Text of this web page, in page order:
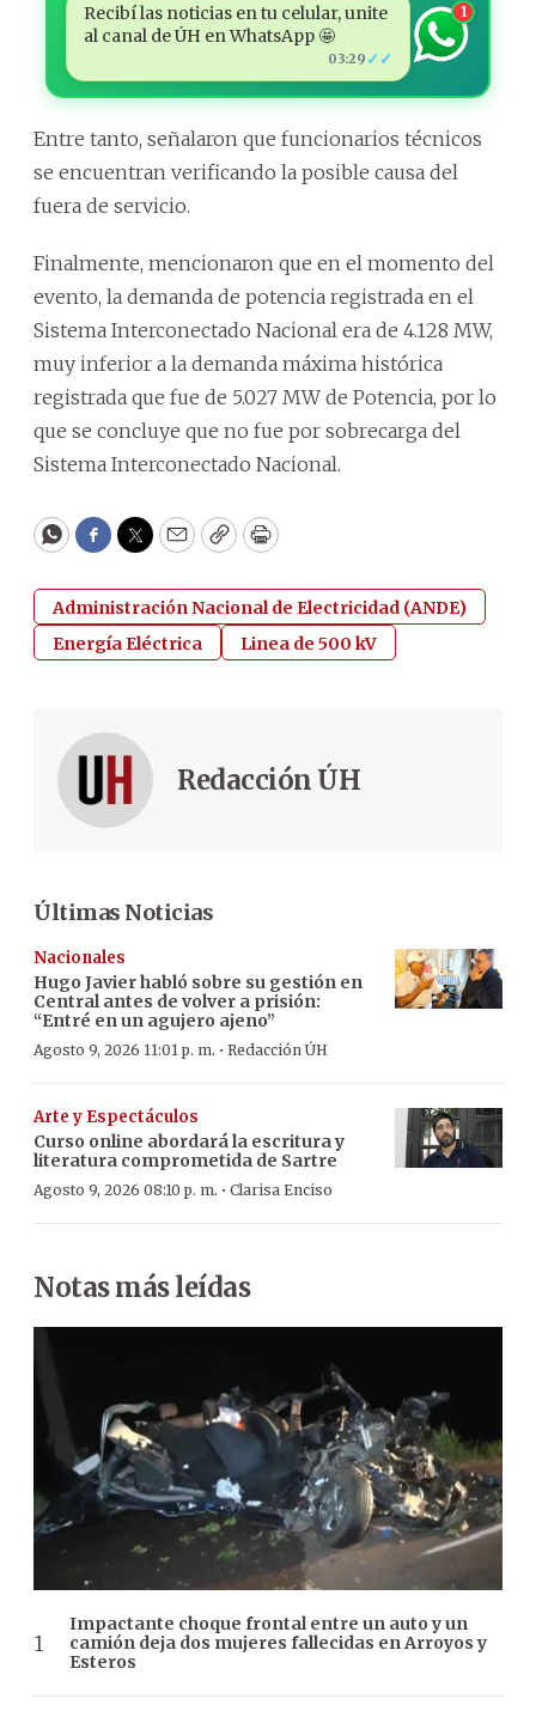
Recibí las noticias en tu celular, unite
al canal de ÚH en WhatsApp 🤩
03:29 ✓✓
1
Entre tanto, señalaron que funcionarios técnicos
se encuentran verificando la posible causa del
fuera de servicio.
Finalmente, mencionaron que en el momento del
evento, la demanda de potencia registrada en el
Sistema Interconectado Nacional era de 4.128 MW,
muy inferior a la demanda máxima histórica
registrada que fue de 5.027 MW de Potencia, por lo
que se concluye que no fue por sobrecarga del
Sistema Interconectado Nacional.
WhatsApp
Facebook
Twitter
EmailCopyPrint
Administración Nacional de Electricidad (ANDE)
Energía Eléctrica
Linea de 500 kV
Redacción ÚH
Últimas Noticias
Nacionales
Hugo Javier habló sobre su gestión en
Central antes de volver a prisión:
“Entré en un agujero ajeno”
Agosto 9, 2026 11:01 p. m. · Redacción ÚH
Arte y Espectáculos
Curso online abordará la escritura y
literatura comprometida de Sartre
Agosto 9, 2026 08:10 p. m. · Clarisa Enciso
Notas más leídas
Impactante choque frontal entre un auto y un
camión deja dos mujeres fallecidas en Arroyos y
Esteros